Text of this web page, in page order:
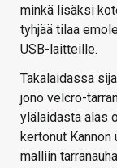
minkä lisäksi
tyhjää tilaa
USB-laitteille.
Takalaidassa
jono velcro-
ylälaidasta alas
kertonut
malliin